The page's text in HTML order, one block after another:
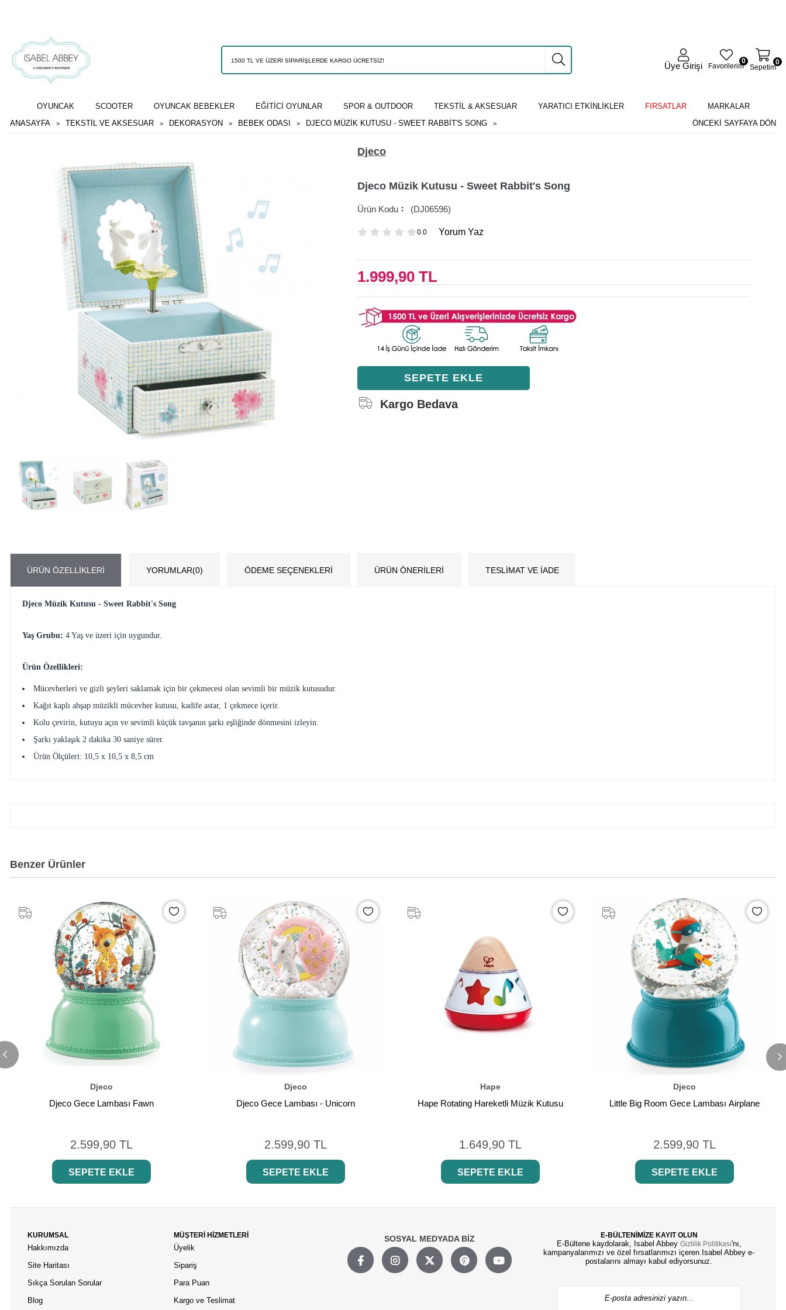
Üye Girişi Favorilerim
0
Sepetim
0
OYUNCAK SCOOTER OYUNCAK BEBEKLER EĞİTİCİ OYUNLAR SPOR & OUTDOOR TEKSTİL & AKSESUAR YARATICI ETKİNLİKLER FIRSATLAR
MARKALAR
ANASAYFA
TEKSTİL VE AKSESUAR DEKORASYON BEBEK ODASI DJECO MÜZIK KUTUSU - SWEET RABBIT'S SONG ÖNCEKI SAYFAYA DÖN
Djeco
Djeco Müzik Kutusu - Sweet Rabbit's Song
(DJ06596)
0.0 Yorum Yaz
1.999,90 TL
Kargo Bedava
ÜRÜN ÖZELLIKLERI YORUMLAR(0) ÖDEME SEÇENEKLERI ÜRÜN ÖNERILERI TESLİMAT VE İADE
Djeco Müzik Kutusu - Sweet Rabbit's Song
Yaş Grubu: 4 Yaş ve üzeri için uygundur.
Ürün Özellikleri:
Mücevherleri ve gizli şeyleri saklamak için bir çekmecesi olan sevimli bir müzik kutusudur.
Kağıt kaplı ahşap müzikli mücevher kutusu, kadife astar, 1 çekmece içerir.
Kolu çevirin, kutuyu açın ve sevimli küçük tavşanın şarkı eşliğinde dönmesini izleyin.
Şarkı yaklaşık 2 dakika 30 saniye sürer.
Ürün Ölçüleri: 10,5 x 10,5 x 8,5 cm
Benzer Ürünler
Djeco
Djeco Gece Lambası Fawn
2.599,90 TL
SEPETE EKLE
Djeco
Djeco Gece Lambası - Unicorn
2.599,90 TL
SEPETE EKLE
Hape
Hape Rotating Hareketli Müzik Kutusu
1.649,90 TL
SEPETE EKLE
Djeco
Little Big Room Gece Lambası Airplane
2.599,90 TL
SEPETE EKLE
KURUMSAL
Hakkımızda
Site Haritası
Sıkça Sorulan Sorular
Blog
MÜŞTERİ HİZMETLERİ
Üyelik
Sipariş
Para Puan
Kargo ve Teslimat
SOSYAL MEDYADA BİZ E-BÜLTENİMİZE KAYIT OLUN
E-Bültene kaydolarak, Isabel Abbey Gizlilik Politikası'nı,
kampanyalarımızı ve özel fırsatlarımızı içeren Isabel Abbey e-
postalarını almayı kabul ediyorsunuz.